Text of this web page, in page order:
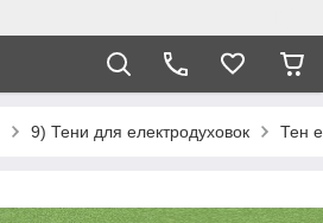
9) Тени для електродуховок Тен